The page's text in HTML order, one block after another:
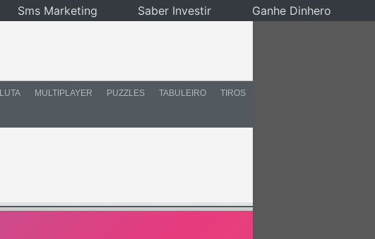
LUTA MULTIPLAYER PUZZLES TABULEIRO TIROS
Sms Marketing Saber Investir Ganhe Dinhero